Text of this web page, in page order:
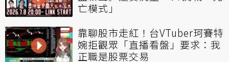
亡模式」
靠聊股市走紅！台VTuber珂賽特
婉拒觀眾「直播看盤」要求：我
正職是股票交易